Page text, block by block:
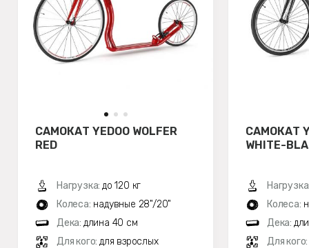
САМОКАТ YEDOO WOLFER
RED
Нагрузка: до 120 кг
Колеса: надувные 28"/20"
Дека: длина 40 см
Для кого: для взрослых
САМОКАТ
WHITE-
Колеса:
Дека:
Для кого: